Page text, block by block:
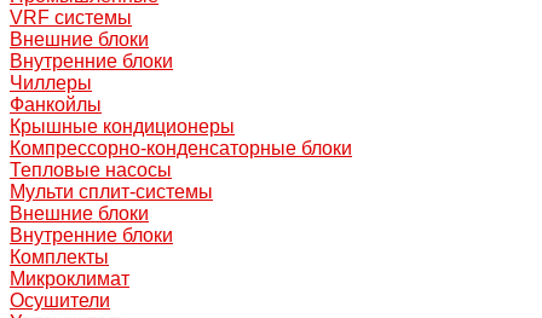
VRF системы
Внешние блоки
Внутренние блоки
Чиллеры
Фанкойлы
Крышные кондиционеры
Компрессорно-конденсаторные блоки
Тепловые насосы
Мульти сплит-системы
Внешние блоки
Внутренние блоки
Комплекты
Микроклимат
Осушители